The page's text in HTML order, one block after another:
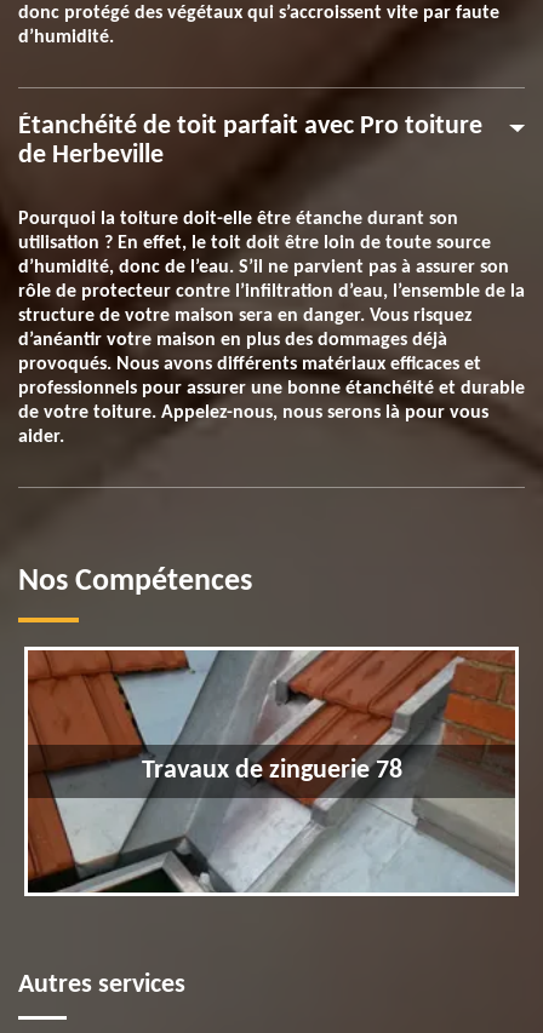
donc protégé des végétaux qui s’accroissent vite par faute
d’humidité.
Étanchéité de toit parfait avec Pro toiture
de Herbeville
Pourquoi la toiture doit-elle être étanche durant son
utilisation ? En effet, le toit doit être loin de toute source
d’humidité, donc de l’eau. S’il ne parvient pas à assurer son
rôle de protecteur contre l’infiltration d’eau, l’ensemble de la
structure de votre maison sera en danger. Vous risquez
d’anéantir votre maison en plus des dommages déjà
provoqués. Nous avons différents matériaux efficaces et
professionnels pour assurer une bonne étanchéité et durable
de votre toiture. Appelez-nous, nous serons là pour vous
aider.
Nos Compétences
Travaux de zinguerie 78
Autres services